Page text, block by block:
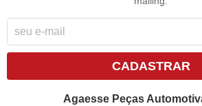
CADASTRAR
Agaesse Peças